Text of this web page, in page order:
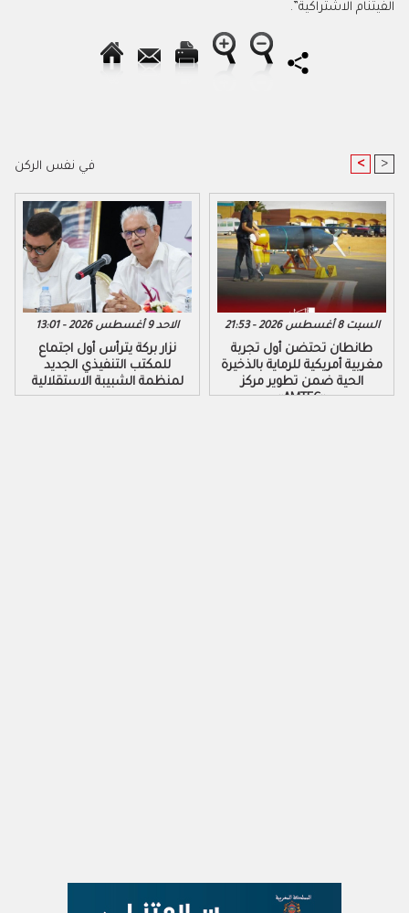
الفيتنام الاشتراكية”.
في نفس الركن < >
الاحد 9 أغسطس 2026 - 13:01
نزار بركة يترأس أول اجتماع
للمكتب التنفيذي الجديد
لمنظمة الشبيبة الاستقلالية
السبت 8 أغسطس 2026 - 21:53
طانطان تحتضن أول تجربة
مغربية أمريكية للرماية بالذخيرة
الحية ضمن تطوير مركز
«AMTEC»